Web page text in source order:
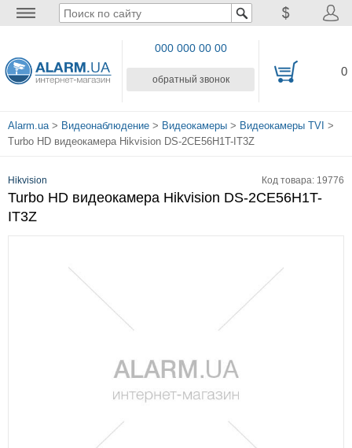
000 000 00 00
обратный звонок
0
Alarm.ua> Видеонаблюдение > Видеокамеры > Видеокамеры TVI >
Turbo HD видеокамера Hikvision DS-2CE56H1T-IT3Z
Hikvision Код товара: 19776
Turbo HD видеокамера Hikvision DS-2CE56H1T-
IT3Z